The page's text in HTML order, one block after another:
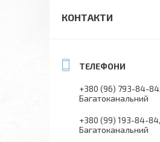
КОНТАКТИ
+380 (96) 793-84-84
Багатоканальний
+380 (99) 193-84-84
Багатоканальний